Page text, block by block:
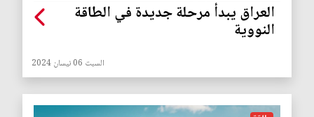
العراق يبدأ مرحلة جديدة في الطاقة
النووية
السبت 06 نيسان 2024